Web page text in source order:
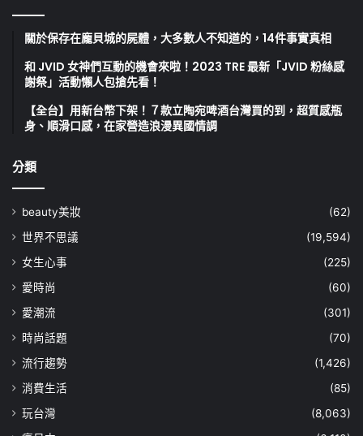
關於保存在龐貝城的屍體，大多數人不知道的，14件事實真相
和 JVID 女神們互動的機會來啦！2023 TRE 最新「JVID 粉絲感
謝祭」活動懶人包搶先看！
【全台】用新台幣下架！７款立陶宛啤酒台灣買的到，超質感瓶
身、順滑口感，在家營造浪漫異國情調
分類
beauty美妝
(62)
世界不思議
(19,594)
女生心事
(225)
愛時尚
(60)
愛潮流
(301)
時尚話題
(70)
流行趨勢
(1,426)
消費生活
(85)
玩台灣
(8,063)